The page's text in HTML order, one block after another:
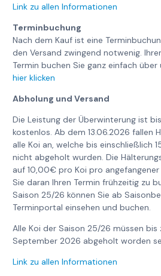
Link zu allen Informationen
Terminbuchung
Nach dem Kauf ist eine
den Versand zwingend notwenig.
Termin buchen Sie ganz einfach
hier klicken
Abholung und Versand
Die Leistung der Überwinterung ist
kostenlos. Ab dem 13.06.2026 fallen
alle Koi an, welche bis einschließlich
nicht abgeholt wurden. Die
auf 10,00€ pro Koi pro
Sie daran Ihren Termin frühzeitig zu
Saison 25/26 können Sie ab
Terminportal einsehen und buchen.
Alle Koi der Saison 25/26 müssen bis
September 2026 abgeholt worden
Link zu allen Informationen